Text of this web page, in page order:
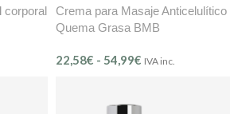
corporal
Crema para Masaje Anticelulítico
Quema Grasa BMB
22,58€ - 54,99€ IVA inc.